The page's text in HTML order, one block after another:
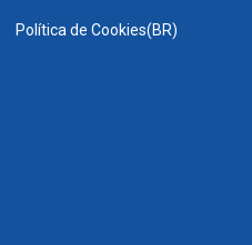
Política de Cookies(BR)